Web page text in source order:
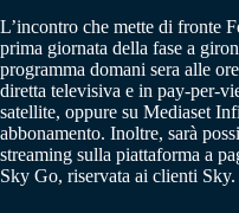
L’incontro che mette di fronte
prima giornata della fase a
programma domani sera alle
diretta televisiva e in pay-per-
satellite, oppure su Mediaset
abbonamento. Inoltre, sarà
streaming sulla piattaforma a
Sky Go, riservata ai clienti Sky.